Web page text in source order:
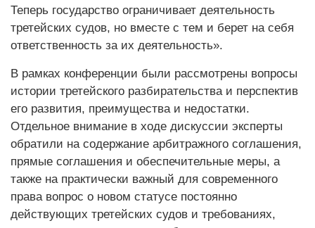
Теперь государство ограничивает деятельность
третейских судов, но вместе с тем и берет на себя
ответственность за их деятельность».
В рамках конференции были рассмотрены вопросы
истории третейского разбирательства и перспектив
его развития, преимущества и недостатки.
Отдельное внимание в ходе дискуссии эксперты
обратили на содержание арбитражного соглашения,
прямые соглашения и обеспечительные меры, а
также на практически важный для современного
права вопрос о новом статусе постоянно
действующих третейских судов и требованиях,